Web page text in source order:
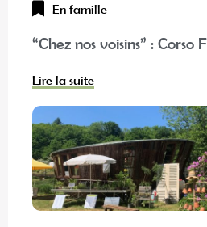
En famille
“Chez nos voisins” : Corso
Lire la suite